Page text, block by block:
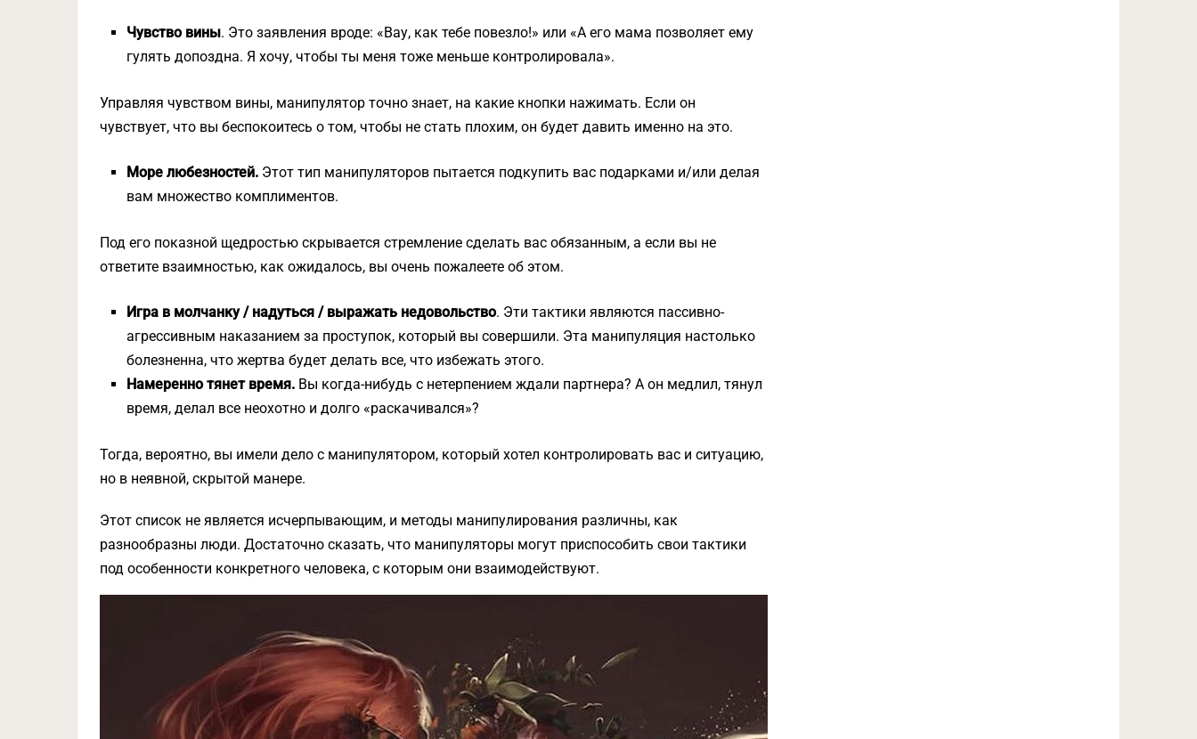
Чувство вины. Это заявления вроде: «Вау, как тебе повезло!» или «А его мама позволяет ему
гулять допоздна. Я хочу, чтобы ты меня тоже меньше контролировала».
Управляя чувством вины, манипулятор точно знает, на какие кнопки нажимать. Если он
чувствует, что вы беспокоитесь о том, чтобы не стать плохим, он будет давить именно на это.
Море любезностей. Этот тип манипуляторов пытается подкупить вас подарками и/или делая
вам множество комплиментов.
Под его показной щедростью скрывается стремление сделать вас обязанным, а если вы не
ответите взаимностью, как ожидалось, вы очень пожалеете об этом.
Игра в молчанку / надуться / выражать недовольство. Эти тактики являются пассивно-
агрессивным наказанием за проступок, который вы совершили. Эта манипуляция настолько
болезненна, что жертва будет делать все, что избежать этого.
Намеренно тянет время. Вы когда-нибудь с нетерпением ждали партнера? А он медлил, тянул
время, делал все неохотно и долго «раскачивался»?
Тогда, вероятно, вы имели дело с манипулятором, который хотел контролировать вас и ситуацию,
но в неявной, скрытой манере.
Этот список не является исчерпывающим, и методы манипулирования различны, как
разнообразны люди. Достаточно сказать, что манипуляторы могут приспособить свои тактики
под особенности конкретного человека, с которым они взаимодействуют.